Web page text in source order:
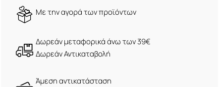
Mε την αγορά των προϊόντων
Δωρεάν μεταφορικά άνω των 39€
Δωρεάν Αντικαταβολή
Άμεση αντικατάσταση